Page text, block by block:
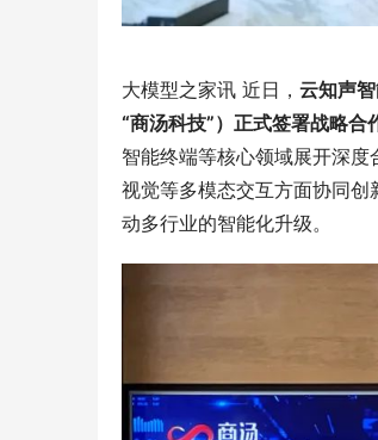
大模型之家讯 近日， 云知声
“商汤科技”）正式签署战略合
智能终端等核心领域展开深
视觉等多模态交互方面协同
动多行业的智能化升级。